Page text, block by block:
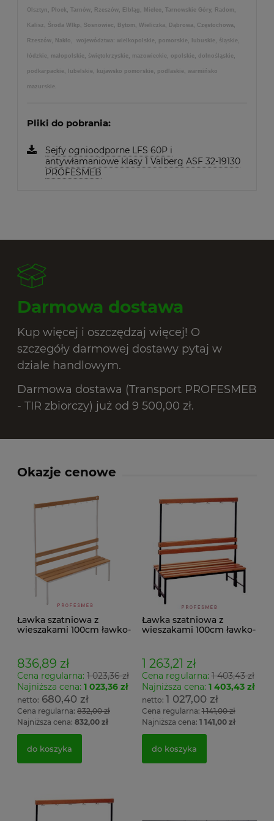
Olsztyn, Płock, Tarnów, Rzeszów, Elbląg, Mielec, Tarnowskie Góry, Radom,
Kalisz, Środa Wlkp, Sosnowiec, Bytom, Wieliczka, Dąbrowa, Częstochowa,
Rzeszów, Nakło, województwa: wielkopolskie, pomorskie, lubuskie, śląskie,
łódzkie, małopolskie, świętokrzyskie, mazowieckie, opolskie, dolnośląskie,
podkarpackie, lubelskie, kujawsko pomorskie, podlaskie, warmińsko
mazurskie.
Pliki do pobrania:
Sejfy ognioodporne LFS 60P i
antywłamaniowe klasy 1 Valberg ASF 32-19130
PROFESMEB
Darmowa dostawa
Kup więcej i oszczędzaj więcej! O
szczegóły darmowej dostawy pytaj w
dziale handlowym.
Darmowa dostawa (Transport PROFESMEB
- TIR zbiorczy) już od 9 500,00 zł.
Okazje cenowe
Ławka szatniowa z
wieszakami 100cm ławko-
836,89 zł
Cena regularna: 1 023,36 zł
Najniższa cena: 1 023,36 zł
680,40 zł
Cena regularna: 832,00 zł
Najniższa cena: 832,00 zł
do koszyka
Ławka szatniowa z
wieszakami 100cm ławko-
1 263,21 zł
Cena regularna:1 403,43 zł
Najniższa cena: 1 403,43 zł
1 027,00 zł
Cena regularna:1 141,00 zł
Najniższa cena: 1 141,00 zł
do koszyka